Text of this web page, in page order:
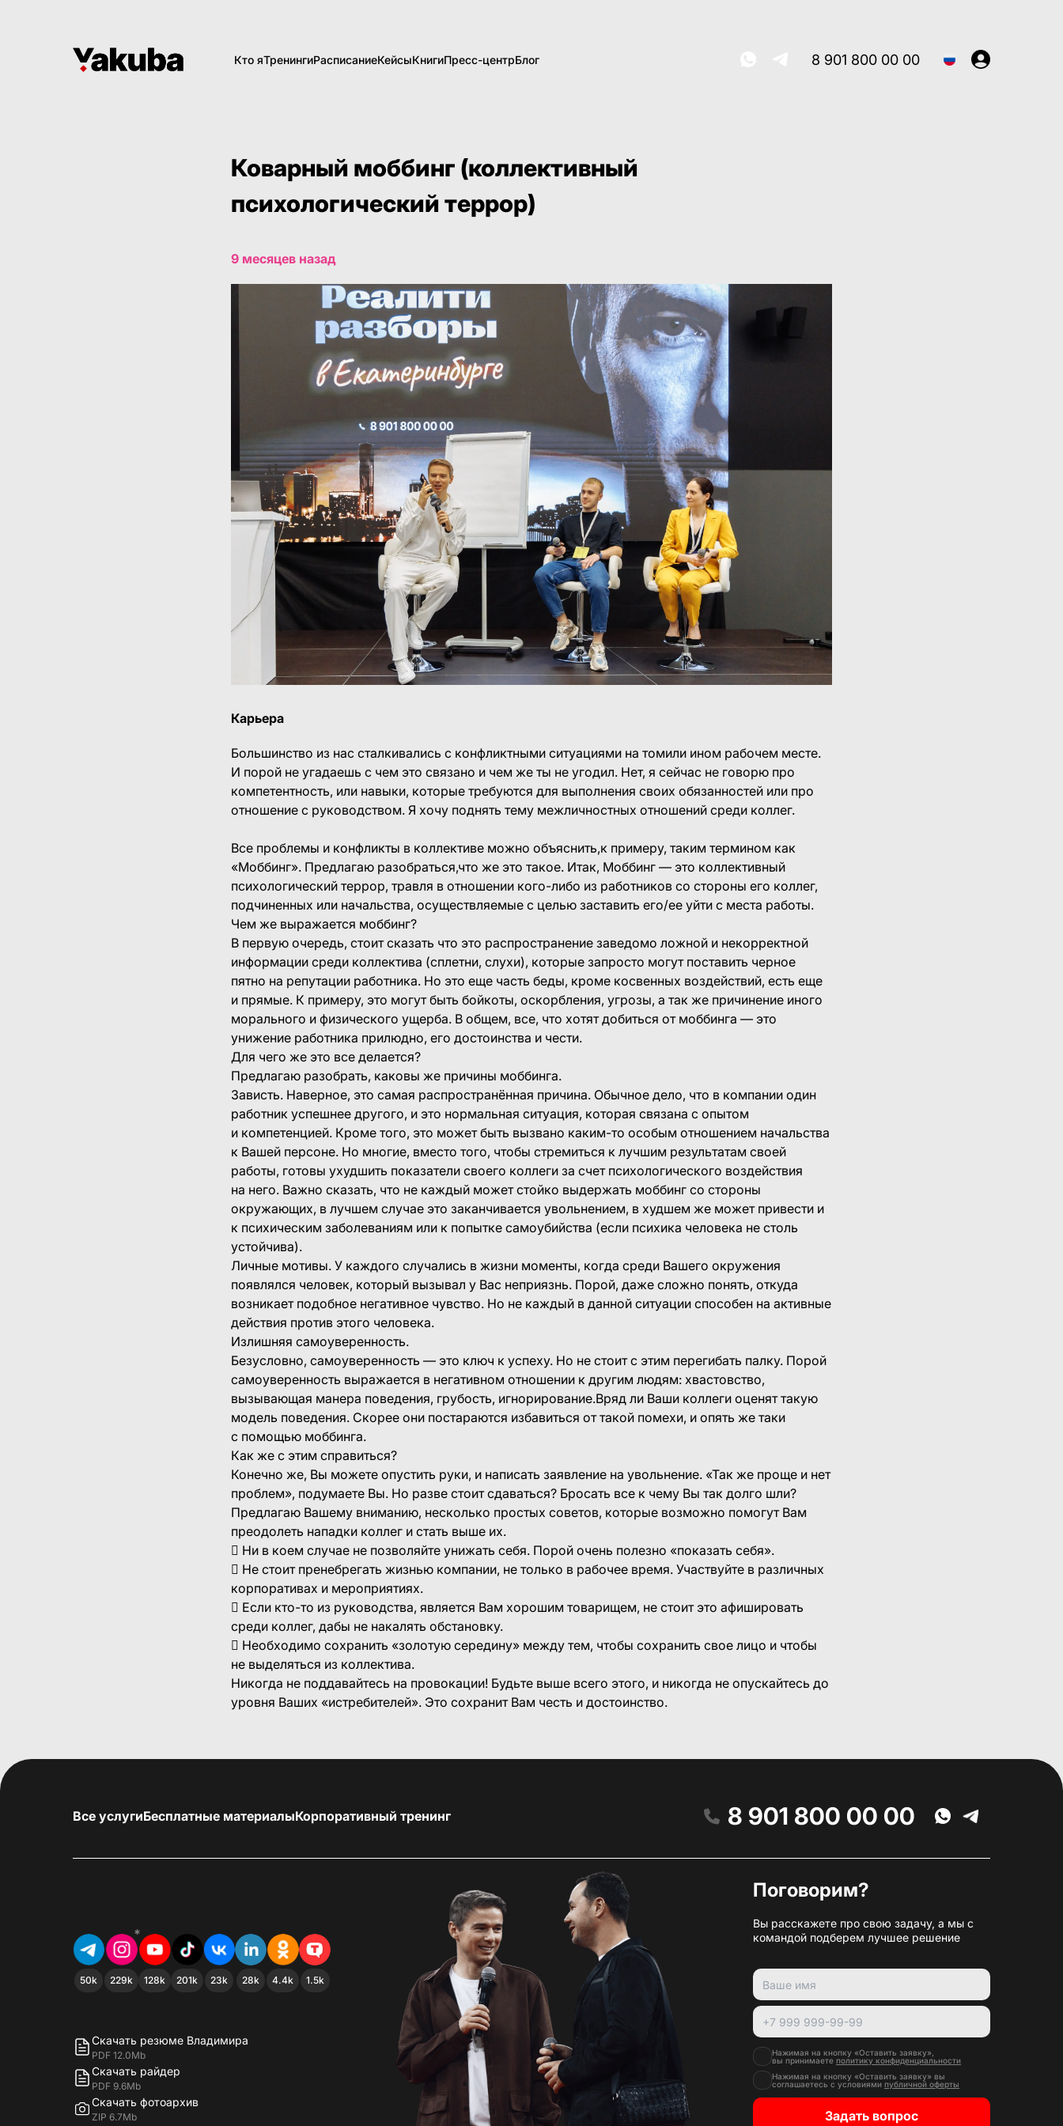
Кто яТренингиРасписаниеКейсыКнигиПресс-центрБлог 8 901 800 00 00
Коварный моббинг (коллективный
психологический террор)
9 месяцев назад
Карьера
Большинство из нас сталкивались с конфликтными ситуациями на томили ином рабочем месте.
И порой не угадаешь с чем это связано и чем же ты не угодил. Нет, я сейчас не говорю про
компетентность, или навыки, которые требуются для выполнения своих обязанностей или про
отношение с руководством. Я хочу поднять тему межличностных отношений среди коллег.
Все проблемы и конфликты в коллективе можно объяснить,к примеру, таким термином как
«Моббинг». Предлагаю разобраться,что же это такое. Итак, Моббинг — это коллективный
психологический террор, травля в отношении кого-либо из работников со стороны его коллег,
подчиненных или начальства, осуществляемые с целью заставить его/ее уйти с места работы.
Чем же выражается моббинг?
В первую очередь, стоит сказать что это распространение заведомо ложной и некорректной
информации среди коллектива (сплетни, слухи), которые запросто могут поставить черное
пятно на репутации работника. Но это еще часть беды, кроме косвенных воздействий, есть еще
и прямые. К примеру, это могут быть бойкоты, оскорбления, угрозы, а так же причинение иного
морального и физического ущерба. В общем, все, что хотят добиться от моббинга — это
унижение работника прилюдно, его достоинства и чести.
Для чего же это все делается?
Предлагаю разобрать, каковы же причины моббинга.
Зависть. Наверное, это самая распространённая причина. Обычное дело, что в компании один
работник успешнее другого, и это нормальная ситуация, которая связана с опытом
и компетенцией. Кроме того, это может быть вызвано каким-то особым отношением начальства
к Вашей персоне. Но многие, вместо того, чтобы стремиться к лучшим результатам своей
работы, готовы ухудшить показатели своего коллеги за счет психологического воздействия
на него. Важно сказать, что не каждый может стойко выдержать моббинг со стороны
окружающих, в лучшем случае это заканчивается увольнением, в худшем же может привести и
к психическим заболеваниям или к попытке самоубийства (если психика человека не столь
устойчива).
Личные мотивы. У каждого случались в жизни моменты, когда среди Вашего окружения
появлялся человек, который вызывал у Вас неприязнь. Порой, даже сложно понять, откуда
возникает подобное негативное чувство. Но не каждый в данной ситуации способен на активные
действия против этого человека.
Излишняя самоуверенность.
Безусловно, самоуверенность — это ключ к успеху. Но не стоит с этим перегибать палку. Порой
самоуверенность выражается в негативном отношении к другим людям: хвастовство,
вызывающая манера поведения, грубость, игнорирование.Вряд ли Ваши коллеги оценят такую
модель поведения. Скорее они постараются избавиться от такой помехи, и опять же таки
с помощью моббинга.
Как же с этим справиться?
Конечно же, Вы можете опустить руки, и написать заявление на увольнение. «Так же проще и нет
проблем», подумаете Вы. Но разве стоит сдаваться? Бросать все к чему Вы так долго шли?
Предлагаю Вашему вниманию, несколько простых советов, которые возможно помогут Вам
преодолеть нападки коллег и стать выше их.
 Ни в коем случае не позволяйте унижать себя. Порой очень полезно «показать себя».
 Не стоит пренебрегать жизнью компании, не только в рабочее время. Участвуйте в различных
корпоративах и мероприятиях.
 Если кто-то из руководства, является Вам хорошим товарищем, не стоит это афишировать
среди коллег, дабы не накалять обстановку.
 Необходимо сохранить «золотую середину» между тем, чтобы сохранить свое лицо и чтобы
не выделяться из коллектива.
Никогда не поддавайтесь на провокации! Будьте выше всего этого, и никогда не опускайтесь до
уровня Ваших «истребителей». Это сохранит Вам честь и достоинство.
Все услугиБесплатные материалыКорпоративный тренинг 8 901 800 00 00
50k
*
229k 128k 201k 23k 28k 4.4k 1.5k
Скачать резюме Владимира
PDF 12.0Mb
Скачать райдер
PDF 9.6Mb
Скачать фотоархив
ZIP 6.7Mb
Поговорим?
Вы расскажете про свою задачу, а мы с
командой подберем лучшее решение
Нажимая на кнопку «Оставить заявку»,
вы принимаете политику конфиденциальности
Нажимая на кнопку «Оставить заявку» вы
соглашаетесь с условиями публичной оферты
Задать вопрос